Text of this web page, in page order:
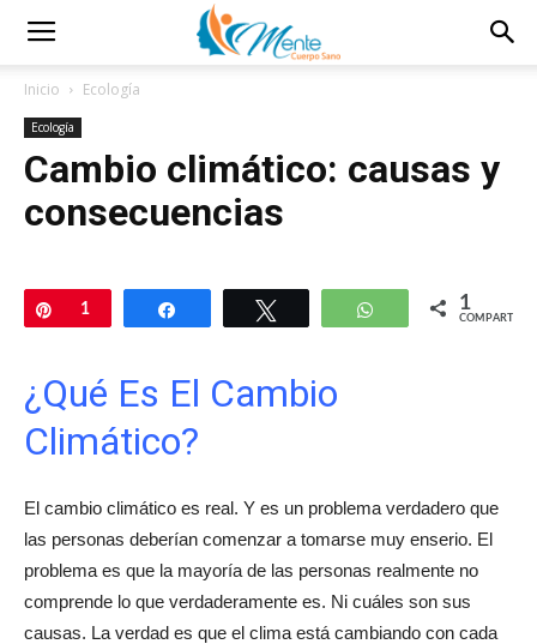
Inicio Ecología
Ecología
Cambio climático: causas y
consecuencias
Pin
1 Compartir WhatsApp
1
COMPARTIR
¿Qué Es El Cambio
Climático?
El cambio climático es real. Y es un problema verdadero que
las personas deberían comenzar a tomarse muy enserio. El
problema es que la mayoría de las personas realmente no
comprende lo que verdaderamente es. Ni cuáles son sus
causas. La verdad es que el clima está cambiando con cada